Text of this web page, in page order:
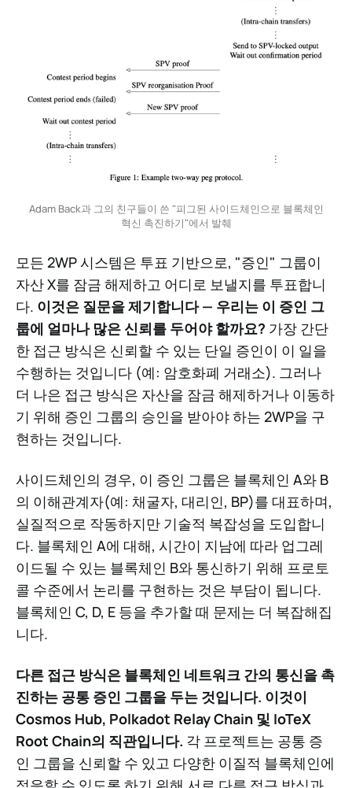
Adam Back과 그의 친구들이 쓴 "피그된 사이드체인으로 블록체인
혁신 촉진하기"에서 발췌
모든 2WP 시스템은 투표 기반으로, "증인" 그룹이
자산 X를 잠금 해제하고 어디로 보낼지를 투표합니
다. 이것은 질문을 제기합니다 — 우리는 이 증인 그
룹에 얼마나 많은 신뢰를 두어야 할까요? 가장 간단
한 접근 방식은 신뢰할 수 있는 단일 증인이 이 일을
수행하는 것입니다 (예: 암호화폐 거래소). 그러나
더 나은 접근 방식은 자산을 잠금 해제하거나 이동하
기 위해 증인 그룹의 승인을 받아야 하는 2WP을 구
현하는 것입니다.
사이드체인의 경우, 이 증인 그룹은 블록체인 A와 B
의 이해관계자(예: 채굴자, 대리인, BP)를 대표하며,
실질적으로 작동하지만 기술적 복잡성을 도입합니
다. 블록체인 A에 대해, 시간이 지남에 따라 업그레
이드될 수 있는 블록체인 B와 통신하기 위해 프로토
콜 수준에서 논리를 구현하는 것은 부담이 됩니다.
블록체인 C, D, E 등을 추가할 때 문제는 더 복잡해집
니다.
다른 접근 방식은 블록체인 네트워크 간의 통신을 촉
진하는 공통 증인 그룹을 두는 것입니다. 이것이
Cosmos Hub, Polkadot Relay Chain 및 IoTeX
Root Chain의 직관입니다. 각 프로젝트는 공통 증
인 그룹을 신뢰할 수 있고 다양한 이질적 블록체인에